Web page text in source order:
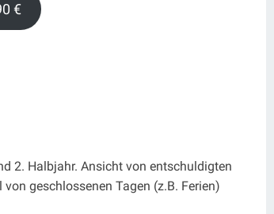
€
2. Halbjahr. Ansicht von entschuldigten
geschlossenen Tagen (z.B. Ferien)